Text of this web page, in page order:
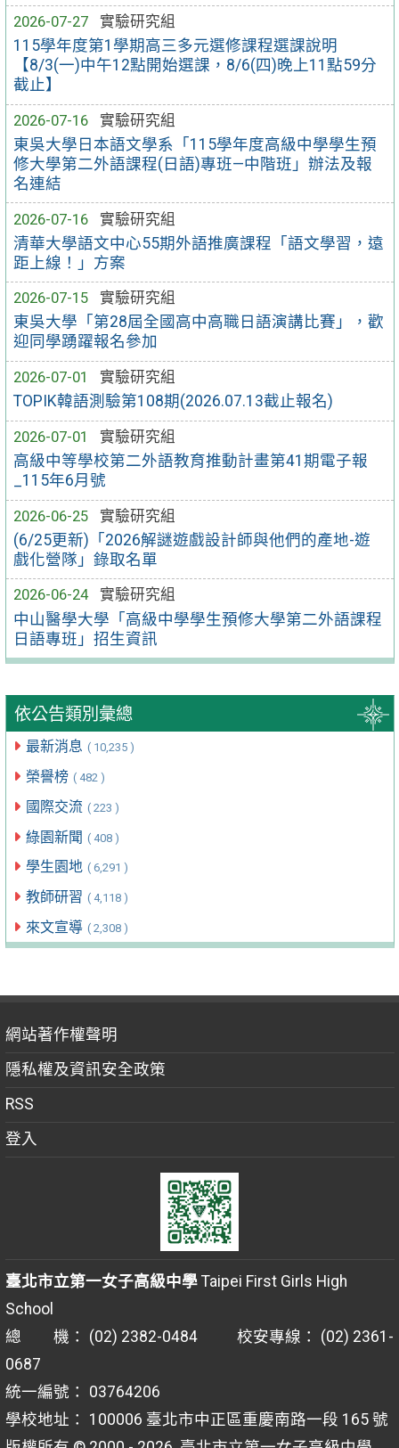
2026-07-27
實驗研究組
115學年度第1學期高三多元選修課程選課說明
【8/3(一)中午12點開始選課，8/6(四)晚上11點59分
截止】
2026-07-16
實驗研究組
東吳大學日本語文學系「115學年度高級中學學生預
修大學第二外語課程(日語)專班—中階班」辦法及報
名連結
2026-07-16
實驗研究組
清華大學語文中心55期外語推廣課程「語文學習，遠
距上線！」方案
2026-07-15
實驗研究組
東吳大學「第28屆全國高中高職日語演講比賽」，歡
迎同學踴躍報名參加
2026-07-01
實驗研究組
TOPIK韓語測驗第108期(2026.07.13截止報名)
2026-07-01
實驗研究組
高級中等學校第二外語教育推動計畫第41期電子報
_115年6月號
2026-06-25
實驗研究組
(6/25更新)「2026解謎遊戲設計師與他們的產地-遊
戲化營隊」錄取名單
2026-06-24
實驗研究組
中山醫學大學「高級中學學生預修大學第二外語課程
日語專班」招生資訊
依公告類別彙總
最新消息 ( 10,235 )
榮譽榜 ( 482 )
國際交流 ( 223 )
綠園新聞 ( 408 )
學生園地 ( 6,291 )
教師研習 ( 4,118 )
來文宣導 ( 2,308 )
網站著作權聲明
隱私權及資訊安全政策
RSS
登入
臺北市立第一女子高級中學Taipei First Girls High
School
總 機： (02) 2382-0484 校安專線： (02) 2361-
0687
統一編號： 03764206
學校地址： 100006 臺北市中正區重慶南路一段 165 號